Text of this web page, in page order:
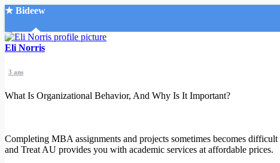
★ Bideew
Accueil
Mon compte
Eli Norris
3 ans
What Is Organizational Behavior, And Why Is It Important?
Completing MBA assignments and projects sometimes becomes
and Treat AU provides you with academic services at affordable prices.